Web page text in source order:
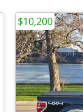
$10,200